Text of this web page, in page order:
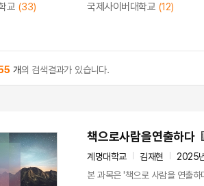
교 (33) 국제사이버대학교 (12)
개의 검색결과가 있습니다.
책으로사람을연출하다
계명대학교 김재현
2025
본 과목은 '책으로 사람을 연출